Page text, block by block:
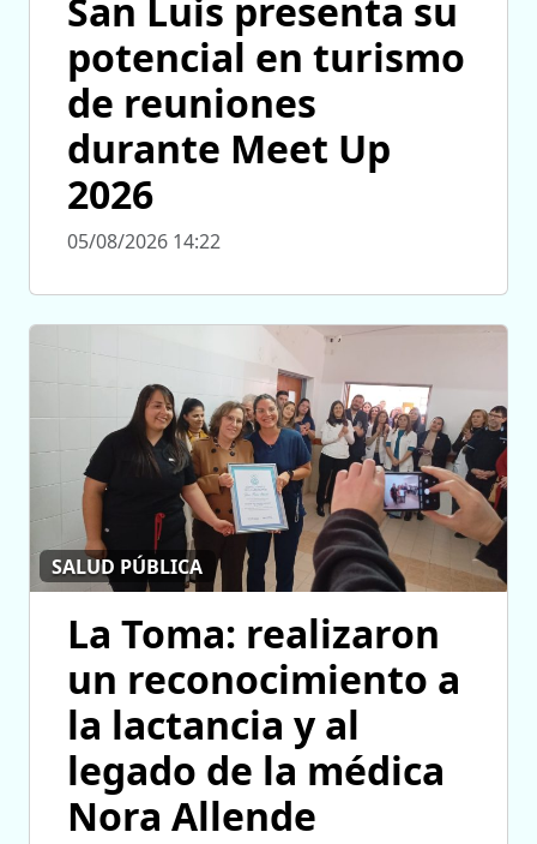
San Luis presenta su
potencial en turismo
de reuniones
durante Meet Up
2026
05/08/2026 14:22
SALUD PÚBLICA
La Toma: realizaron
un reconocimiento a
la lactancia y al
legado de la médica
Nora Allende